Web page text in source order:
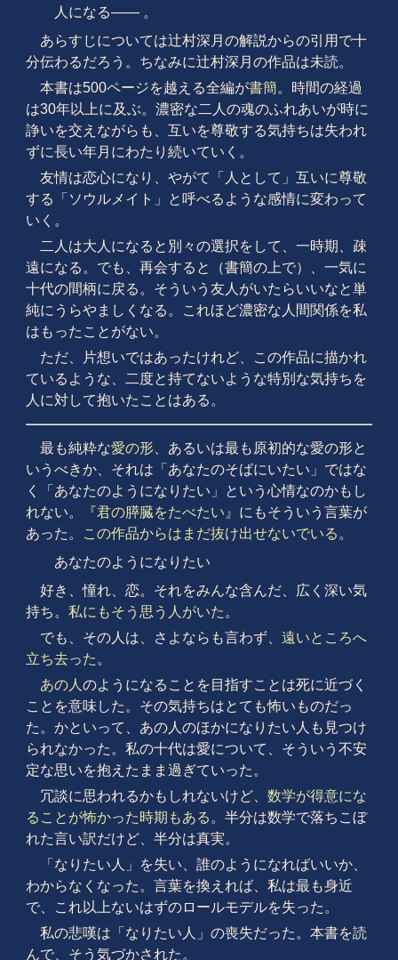
人になる—— 。
あらすじについては辻村深月の解説からの引用で十
分伝わるだろう。ちなみに辻村深月の作品は未読。
本書は500ページを越える全編が書簡。時間の経過
は30年以上に及ぶ。濃密な二人の魂のふれあいが時に
諍いを交えながらも、互いを尊敬する気持ちは失われ
ずに長い年月にわたり続いていく。
友情は恋心になり、やがて「人として」互いに尊敬
する「ソウルメイト」と呼べるような感情に変わって
いく。
二人は大人になると別々の選択をして、一時期、疎
遠になる。でも、再会すると（書簡の上で）、一気に
十代の間柄に戻る。そういう友人がいたらいいなと単
純にうらやましくなる。これほど濃密な人間関係を私
はもったことがない。
ただ、片想いではあったけれど、この作品に描かれ
ているような、二度と持てないような特別な気持ちを
人に対して抱いたことはある。
最も純粋な愛の形、あるいは最も原初的な愛の形と
いうべきか、それは「あなたのそばにいたい」ではな
く「あなたのようになりたい」という心情なのかもし
れない。
『君の膵臓をたべたい』 にもそういう言葉が
あった。
この作品からはまだ抜け出せないでいる 。
あなたのようになりたい
好き、憧れ、恋。それをみんな含んだ、広く深い気
持ち。 私にもそう思う人がいた 。
でも、その人は、さよならも言わず、 遠いところへ
立ち去った 。
あの人 のようになることを目指すことは死に近づく
ことを意味した。その気持ちはとても怖いものだっ
た。かといって、あの人のほかになりたい人も見つけ
られなかった。私の十代は愛について、そういう不安
定な思いを抱えたまま過ぎていった。
冗談に思われるかもしれないけど、 数学が得意にな
ることが怖かった時期もある 。半分は数学で落ちこぼ
れた言い訳だけど、半分は真実。
「なりたい人」を失い、誰のようになればいいか、
わからなくなった。言葉を換えれば、私は最も身近
で、これ以上ないはずのロールモデルを失った。
私の悲嘆は「なりたい人」の喪失だった。本書を読
んで、そう気づかされた。